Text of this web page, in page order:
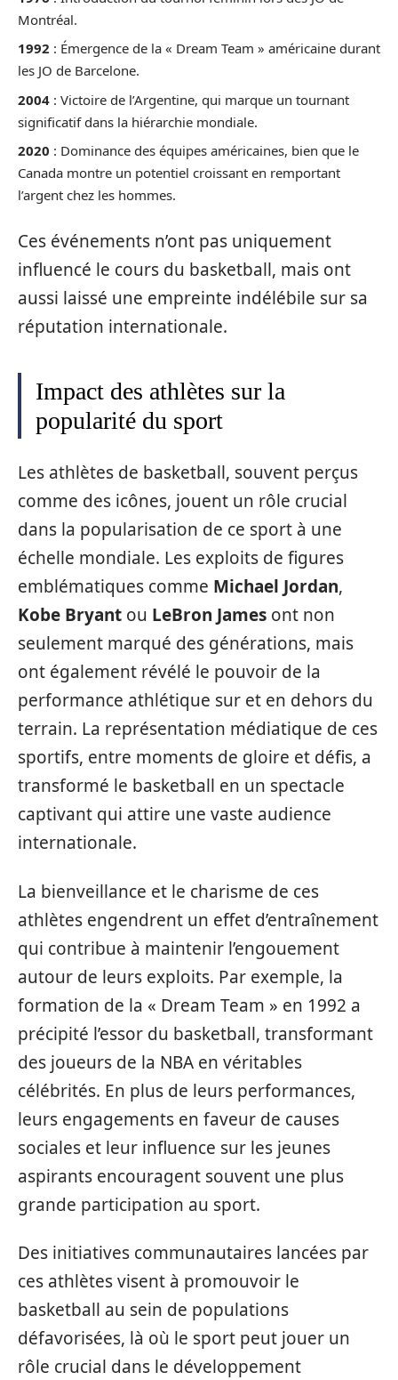
Montréal.
1992 : Émergence de la « Dream Team » américaine durant
les JO de Barcelone.
2004 : Victoire de l’Argentine, qui marque un tournant
significatif dans la hiérarchie mondiale.
2020 : Dominance des équipes américaines, bien que le
Canada montre un potentiel croissant en remportant
l’argent chez les hommes.
Ces événements n’ont pas uniquement
influencé le cours du basketball, mais ont
aussi laissé une empreinte indélébile sur sa
réputation internationale.
Impact des athlètes sur la
popularité du sport
Les athlètes de basketball, souvent perçus
comme des icônes, jouent un rôle crucial
dans la popularisation de ce sport à une
échelle mondiale. Les exploits de figures
emblématiques comme Michael Jordan,
Kobe Bryant ou LeBron James ont non
seulement marqué des générations, mais
ont également révélé le pouvoir de la
performance athlétique sur et en dehors du
terrain. La représentation médiatique de ces
sportifs, entre moments de gloire et défis, a
transformé le basketball en un spectacle
captivant qui attire une vaste audience
internationale.
La bienveillance et le charisme de ces
athlètes engendrent un effet d’entraînement
qui contribue à maintenir l’engouement
autour de leurs exploits. Par exemple, la
formation de la « Dream Team » en 1992 a
précipité l’essor du basketball, transformant
des joueurs de la NBA en véritables
célébrités. En plus de leurs performances,
leurs engagements en faveur de causes
sociales et leur influence sur les jeunes
aspirants encouragent souvent une plus
grande participation au sport.
Des initiatives communautaires lancées par
ces athlètes visent à promouvoir le
basketball au sein de populations
défavorisées, là où le sport peut jouer un
rôle crucial dans le développement